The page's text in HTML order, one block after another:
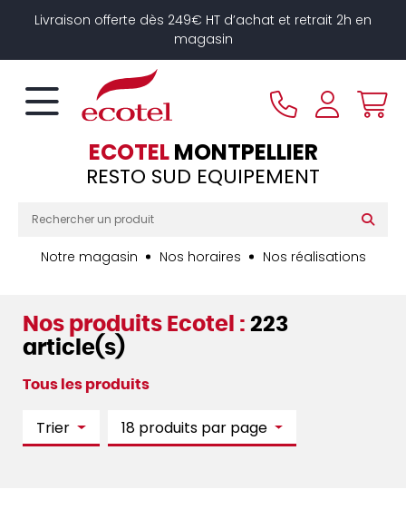
Livraison offerte dès 249€ HT d’achat et retrait 2h en
magasin
ECOTELMONTPELLIER
RESTO SUD EQUIPEMENT
Notre magasin Nos horaires Nos réalisations
Nos produits Ecotel : 223
article(s)
Tous les produits
Trier 18 produits par page
Panneau de gestion des cookies